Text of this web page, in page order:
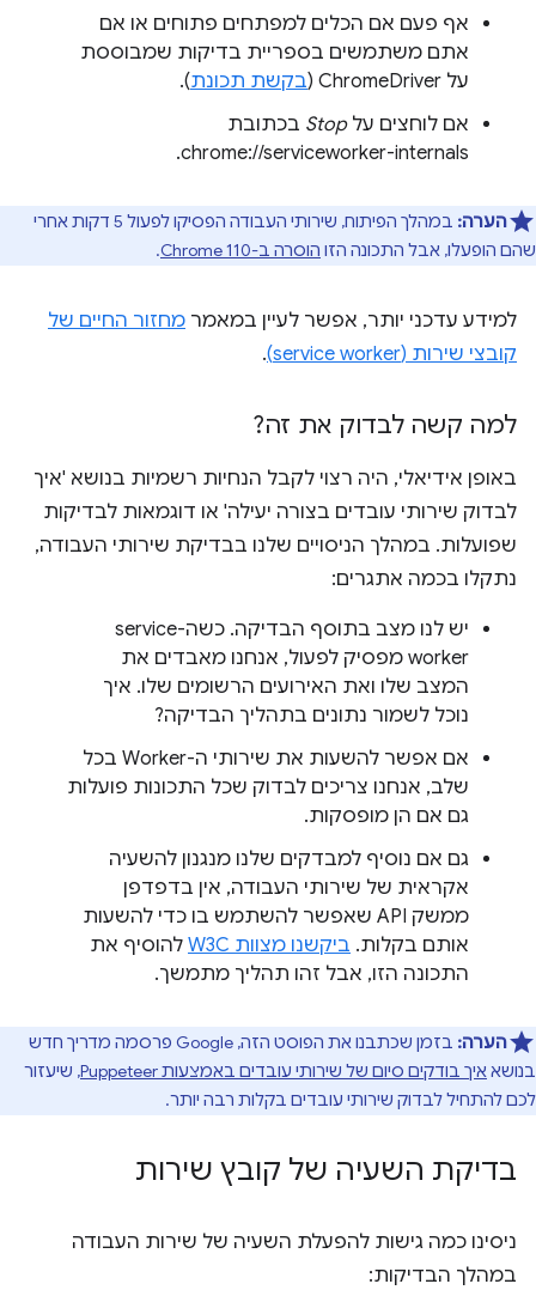
אף פעם אם הכלים למפתחים פתוחים או אם
אתם משתמשים בספריית בדיקות שמבוססת
על ChromeDriver (
בקשת תכונת).
אם לוחצים עלStop בכתובת
chrome://serviceworker-internals.
הערה:
במהלך הפיתוח, שירותי העבודה הפסיקו לפעול 5 דקות אחרי
שהם הופעלו, אבל התכונה הזו הוסרה ב-Chrome 110 .
למידע עדכני יותר, אפשר לעיין במאמר מחזור החיים של
קובצי שירות (service worker)
.
למה קשה לבדוק את זה?
באופן אידיאלי, היה רצוי לקבל הנחיות רשמיות בנושא 'איך
לבדוק שירותי עובדים בצורה יעילה' או דוגמאות לבדיקות
שפועלות. במהלך הניסויים שלנו בבדיקת שירותי העבודה,
נתקלו בכמה אתגרים:
יש לנו מצב בתוסף הבדיקה. כשה-service
worker מפסיק לפעול, אנחנו מאבדים את
המצב שלו ואת האירועים הרשומים שלו. איך
נוכל לשמור נתונים בתהליך הבדיקה?
אם אפשר להשעות את שירותי ה-Worker בכל
שלב, אנחנו צריכים לבדוק שכל התכונות פועלות
גם אם הן מופסקות.
גם אם נוסיף למבדקים שלנו מנגנון להשעיה
אקראית של שירותי העבודה, אין בדפדפן
ממשק API שאפשר להשתמש בו כדי להשעות
אותם בקלות. ביקשנו מצוות W3C
להוסיף את
התכונה הזו, אבל זהו תהליך מתמשך.
הערה:
בזמן שכתבנו את הפוסט הזה, Google פרסמה מדריך חדש
בנושאאיך בודקים סיום של שירותי עובדים באמצעות Puppeteer
, שיעזור
לכם להתחיל לבדוק שירותי עובדים בקלות רבה יותר.
בדיקת השעיה של קובץ שירות
ניסינו כמה גישות להפעלת השעיה של שירות העבודה
במהלך הבדיקות: